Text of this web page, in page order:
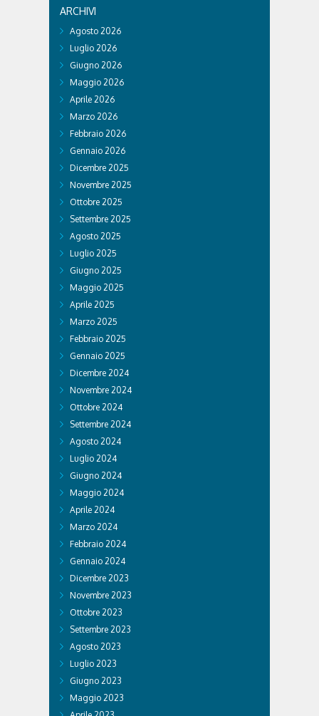
ARCHIVI
Agosto 2026
Luglio 2026
Giugno 2026
Maggio 2026
Aprile 2026
Marzo 2026
Febbraio 2026
Gennaio 2026
Dicembre 2025
Novembre 2025
Ottobre 2025
Settembre 2025
Agosto 2025
Luglio 2025
Giugno 2025
Maggio 2025
Aprile 2025
Marzo 2025
Febbraio 2025
Gennaio 2025
Dicembre 2024
Novembre 2024
Ottobre 2024
Settembre 2024
Agosto 2024
Luglio 2024
Giugno 2024
Maggio 2024
Aprile 2024
Marzo 2024
Febbraio 2024
Gennaio 2024
Dicembre 2023
Novembre 2023
Ottobre 2023
Settembre 2023
Agosto 2023
Luglio 2023
Giugno 2023
Maggio 2023